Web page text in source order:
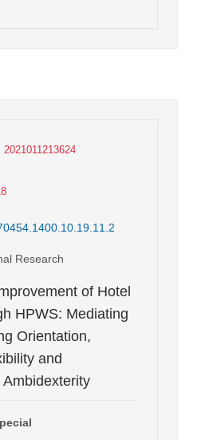
2021011213624
Research
of Hotel
HPWS: Mediating
Orientation,
and